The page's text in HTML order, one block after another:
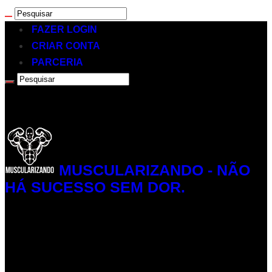
FAZER LOGIN
CRIAR CONTA
PARCERIA
MUSCULARIZANDO - NÃO
HÁ SUCESSO SEM DOR.